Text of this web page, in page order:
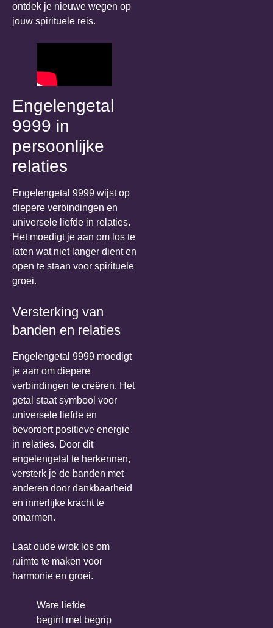
ontdek je nieuwe wegen op
jouw spirituele reis.
Engelengetal
9999 in
persoonlijke
relaties
Engelengetal 9999 wijst op
diepere verbindingen en
universele liefde in relaties.
Het moedigt je aan om los te
laten wat niet langer dient en
open te staan voor spirituele
groei.
Versterking van
banden en relaties
Engelengetal 9999 moedigt
je aan om diepere
verbindingen te creëren. Het
getal staat symbool voor
universele liefde en
bevordert positieve energie
in relaties. Door dit
engelengetal te herkennen,
versterk je de banden met
anderen door dankbaarheid
en innerlijke kracht te
omarmen.
Laat oude wrok los om
ruimte te maken voor
harmonie en groei.
Ware liefde
begint met begrip